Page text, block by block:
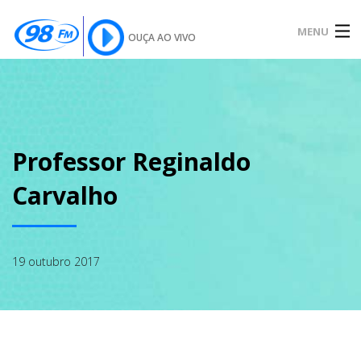
OUÇA AO VIVO MENU
SOBRE
Professor Reginaldo
Carvalho
19 outubro 2017